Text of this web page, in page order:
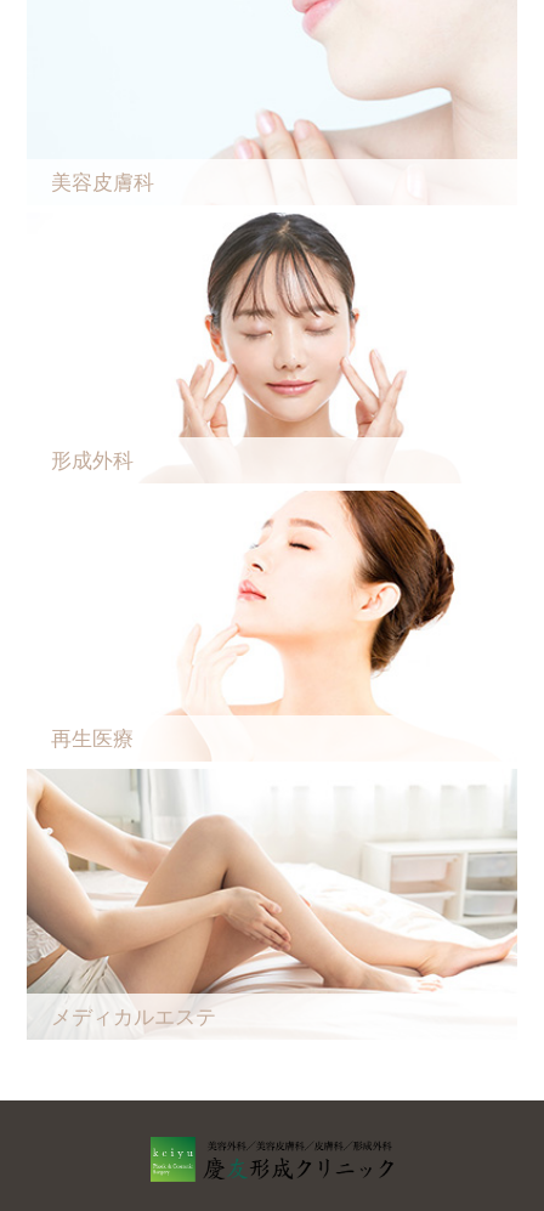
美容皮膚科
形成外科
再生医療
メディカルエステ